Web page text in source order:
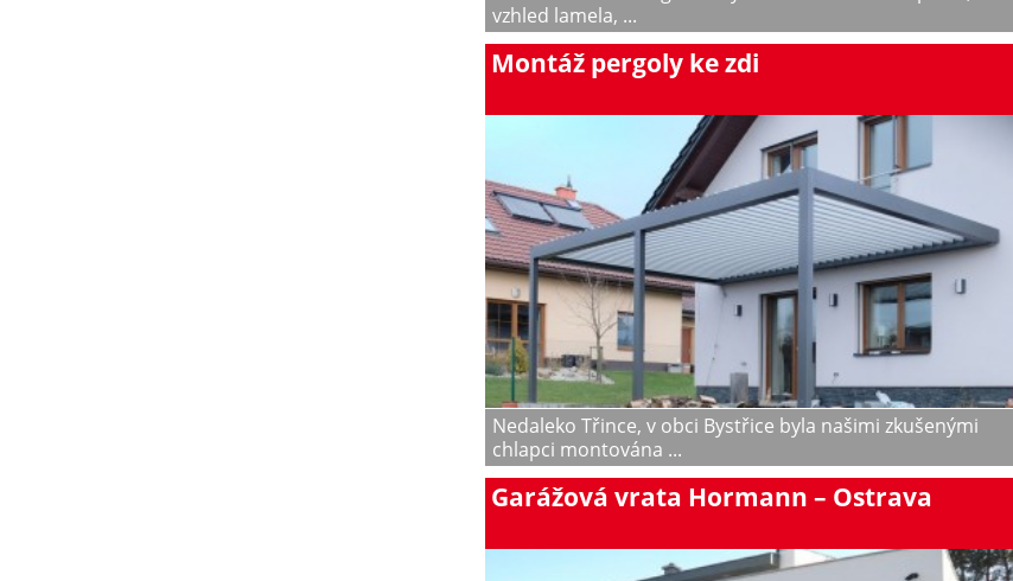
vzhled lamela, ...
Montáž pergoly ke zdi
Nedaleko Třince, v obci Bystřice byla našimi zkušenými
chlapci montována ...
Garážová vrata Hormann – Ostrava